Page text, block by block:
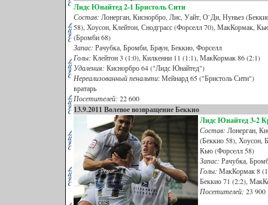
Лидс Юнайтед 2-1 Бристоль Сити
Состав: Лонерган, Киснорбро, Лис, Уайт, О`Ди, Нуньез
58), Хоусон, Клейтон, Снодграсс (Форселл 70), МакКормак,
(Бромби 68)
Запас: Рачубка, Бромби, Браун, Беккио, Форселл
Голы: Клейтон 3 (1:0), Килкенни 11 (1:1), МакКормак 86 (2:1)
Удаления: Киснорбро 64 ("Лидс Юнайтед")
Нереализованный пенальти: Мейнард 65 ("Бристоль Сити")
вратарь
Посетителей: 22 600
13.9.2011 Волевое возвращение Беккио
Лидс Юнайтед 3-2
Состав: Лонерган,
(Беккио 58), Хоусон,
Кью (Форселл 58)
Запас: Рачубка,
Голы: МакКормак 8
Беккио 71 (2:2),
Посетителей: 23 900